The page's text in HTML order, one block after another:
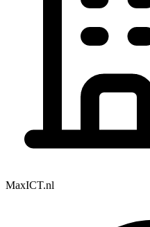
MaxICT.nl